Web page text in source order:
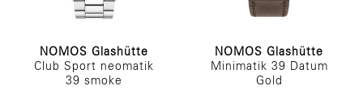
NOMOS Glashütte
Club Sport neomatik
39 smoke
NOMOS Glashütte
Minimatik 39 Datum
Gold